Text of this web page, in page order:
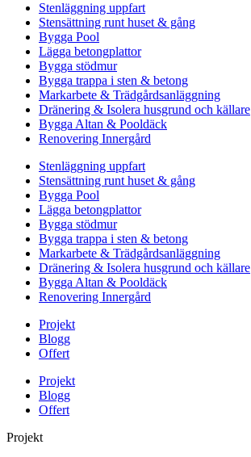
Stenläggning uppfart
Stensättning runt huset & gång
Bygga Pool
Lägga betongplattor
Bygga stödmur
Bygga trappa i sten & betong
Markarbete & Trädgårdsanläggning
Dränering & Isolera husgrund och källare
Bygga Altan & Pooldäck
Renovering Innergård
Stenläggning uppfart
Stensättning runt huset & gång
Bygga Pool
Lägga betongplattor
Bygga stödmur
Bygga trappa i sten & betong
Markarbete & Trädgårdsanläggning
Dränering & Isolera husgrund och källare
Bygga Altan & Pooldäck
Renovering Innergård
Projekt
Blogg
Offert
Projekt
Blogg
Offert
Projekt